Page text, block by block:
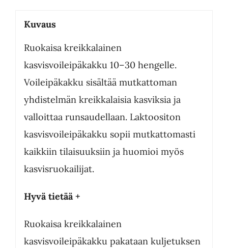
Kuvaus
Ruokaisa kreikkalainen
kasvisvoileipäkakku 10–30 hengelle.
Voileipäkakku sisältää mutkattoman
yhdistelmän kreikkalaisia kasviksia ja
valloittaa runsaudellaan. Laktoositon
kasvisvoileipäkakku sopii mutkattomasti
kaikkiin tilaisuuksiin ja huomioi myös
kasvisruokailijat.
Hyvä tietää +
Ruokaisa kreikkalainen
kasvisvoileipäkakku pakataan kuljetuksen